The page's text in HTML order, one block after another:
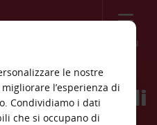
Menù
Aeroporto di
le nostre
l’esperienza di
Condividiamo i dati
che si occupano di